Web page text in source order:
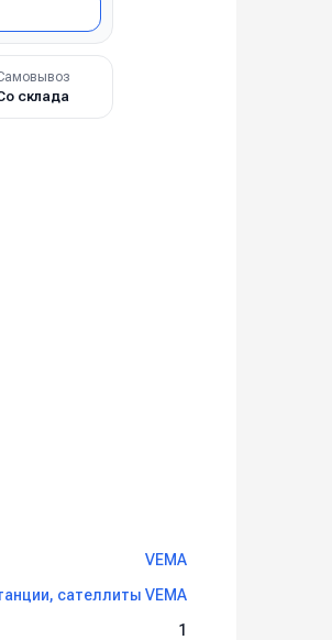
склада
VEMA
сателлиты VEMA
1